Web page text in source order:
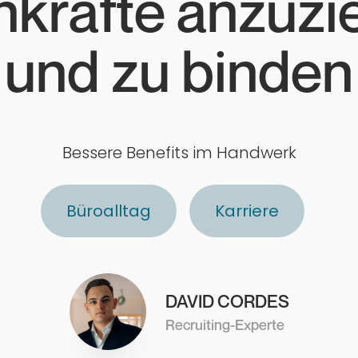
und zu binden
Bessere Benefits im Handwerk
Büroalltag Karriere
DAVID CORDES
Recruiting-Experte